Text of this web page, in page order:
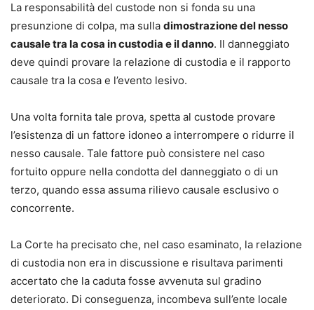
modelli completi, personalizzabili e già sperimentati in
giudizio, aggiornati alle ultime riforme: uno strumento
operativo che consente di impostare fin da ora atti efficaci
e conformi al nuovo quadro normativo, senza rischiare di
lavorare su schemi superati.
La responsabilità del custode non si fonda su una
presunzione di colpa, ma sulla dimostrazione del nesso
causale tra la cosa in custodia e il danno. Il danneggiato
deve quindi provare la relazione di custodia e il rapporto
causale tra la cosa e l’evento lesivo.
Una volta fornita tale prova, spetta al custode provare
l’esistenza di un fattore idoneo a interrompere o ridurre il
nesso causale. Tale fattore può consistere nel caso
fortuito oppure nella condotta del danneggiato o di un
terzo, quando essa assuma rilievo causale esclusivo o
concorrente.
La Corte ha precisato che, nel caso esaminato, la relazione
di custodia non era in discussione e risultava parimenti
accertato che la caduta fosse avvenuta sul gradino
deteriorato. Di conseguenza, incombeva sull’ente locale